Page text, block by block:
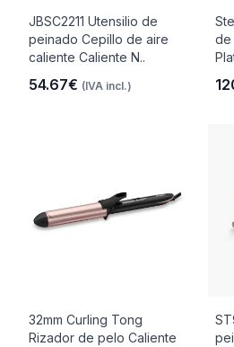
JBSC2211 Utensilio de
peinado Cepillo de aire
caliente Caliente N..
54.67€ (IVA incl.)
de
32mm Curling Tong
Rizador de pelo Caliente